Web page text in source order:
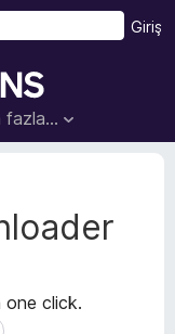
fazla…
Giriş
one click.